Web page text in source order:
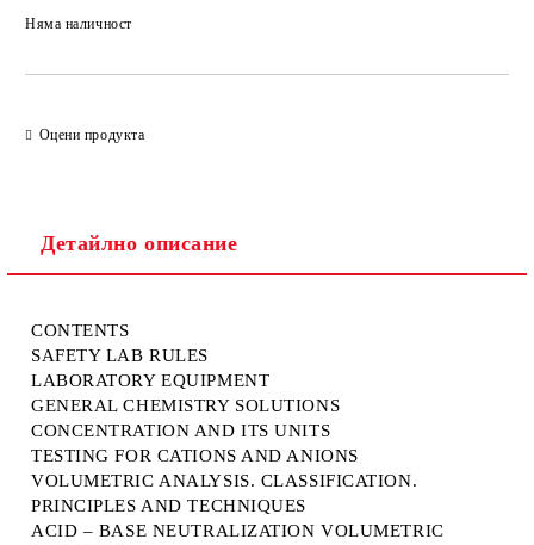
Няма наличност
Оцени продукта
Детайлно описание
CONTENTS
SAFETY LAB RULES
LABORATORY EQUIPMENT
GENERAL CHEMISTRY SOLUTIONS
CONCENTRATION AND ITS UNITS
TESTING FOR CATIONS AND ANIONS
VOLUMETRIC ANALYSIS. CLASSIFICATION.
PRINCIPLES AND TECHNIQUES
ACID – BASE NEUTRALIZATION VOLUMETRIC